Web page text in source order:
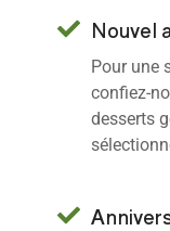
Nouvel
Pour une
confiez-
desserts